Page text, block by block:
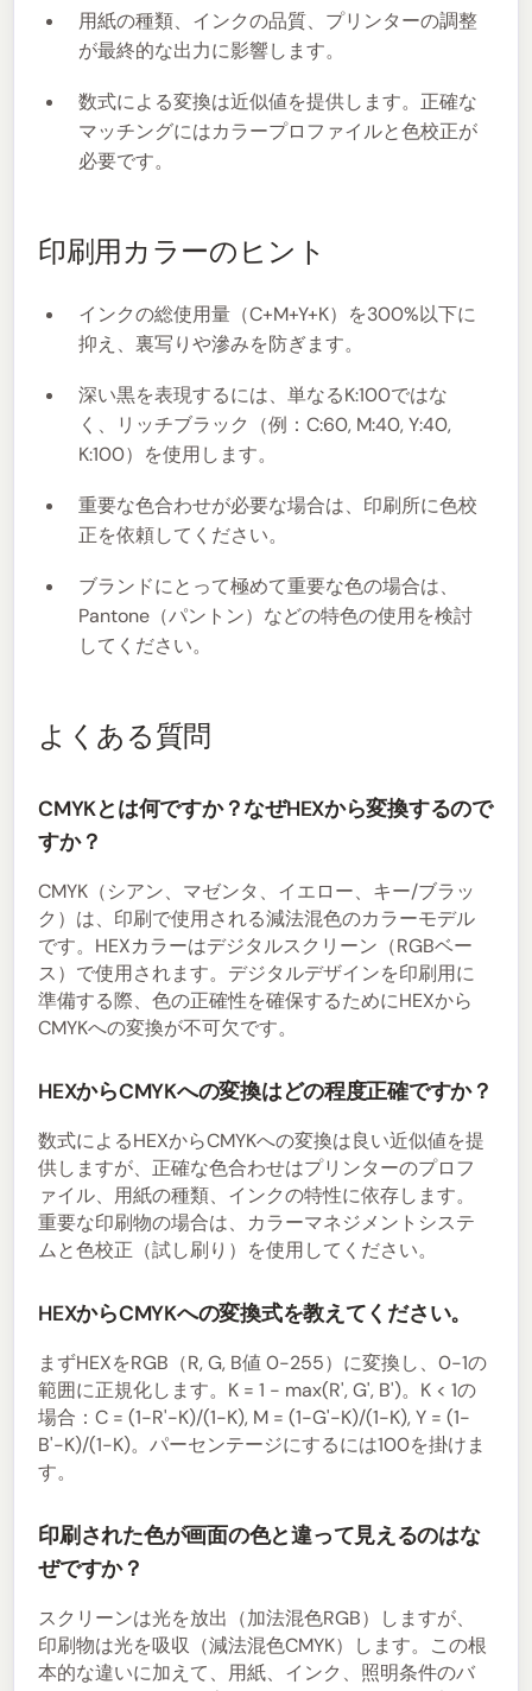
用紙の種類、インクの品質、プリンターの調整
が最終的な出力に影響します。
数式による変換は近似値を提供します。正確な
マッチングにはカラープロファイルと色校正が
必要です。
印刷用カラーのヒント
インクの総使用量（C+M+Y+K）を300%以下に
抑え、裏写りや滲みを防ぎます。
深い黒を表現するには、単なるK:100ではな
く、リッチブラック（例：C:60, M:40, Y:40,
K:100）を使用します。
重要な色合わせが必要な場合は、印刷所に色校
正を依頼してください。
ブランドにとって極めて重要な色の場合は、
Pantone（パントン）などの特色の使用を検討
してください。
よくある質問
CMYKとは何ですか？なぜHEXから変換するので
すか？
CMYK（シアン、マゼンタ、イエロー、キー/ブラッ
ク）は、印刷で使用される減法混色のカラーモデル
です。HEXカラーはデジタルスクリーン（RGBベー
ス）で使用されます。デジタルデザインを印刷用に
準備する際、色の正確性を確保するためにHEXから
CMYKへの変換が不可欠です。
HEXからCMYKへの変換はどの程度正確ですか？
数式によるHEXからCMYKへの変換は良い近似値を提
供しますが、正確な色合わせはプリンターのプロフ
ァイル、用紙の種類、インクの特性に依存します。
重要な印刷物の場合は、カラーマネジメントシステ
ムと色校正（試し刷り）を使用してください。
HEXからCMYKへの変換式を教えてください。
まずHEXをRGB（R, G, B値 0-255）に変換し、0-1の
範囲に正規化します。K = 1 - max(R', G', B')。K < 1の
場合：C = (1-R'-K)/(1-K), M = (1-G'-K)/(1-K), Y = (1-
B'-K)/(1-K)。パーセンテージにするには100を掛けま
す。
印刷された色が画面の色と違って見えるのはな
ぜですか？
スクリーンは光を放出（加法混色RGB）しますが、
印刷物は光を吸収（減法混色CMYK）します。この根
本的な違いに加えて、用紙、インク、照明条件のバ